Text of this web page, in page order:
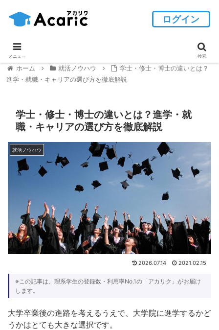
ホーム 就活ノウハウ
学士・修士・博士の違いとは？
進学・就職・キャリアの選び方を徹底解説
学士・修士・博士の違いとは？進学・就
職・キャリアの選び方を徹底解説
就活ノウハウ
2026.07.14 2021.02.15
※この記事は、理系学生の登録数・利用率No.1の「アカリク」がお届け
します。
大学卒業後の進路を考えるうえで、大学院に進学するかど
うかはとても大きな選択です。
ログイン
メニュー 検索